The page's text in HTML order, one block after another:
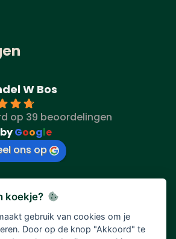
W Bos
op 39 beoordelingen
Google
ons op
koekje?
gebruik van cookies om je
Door op de knop "Akkoord" te